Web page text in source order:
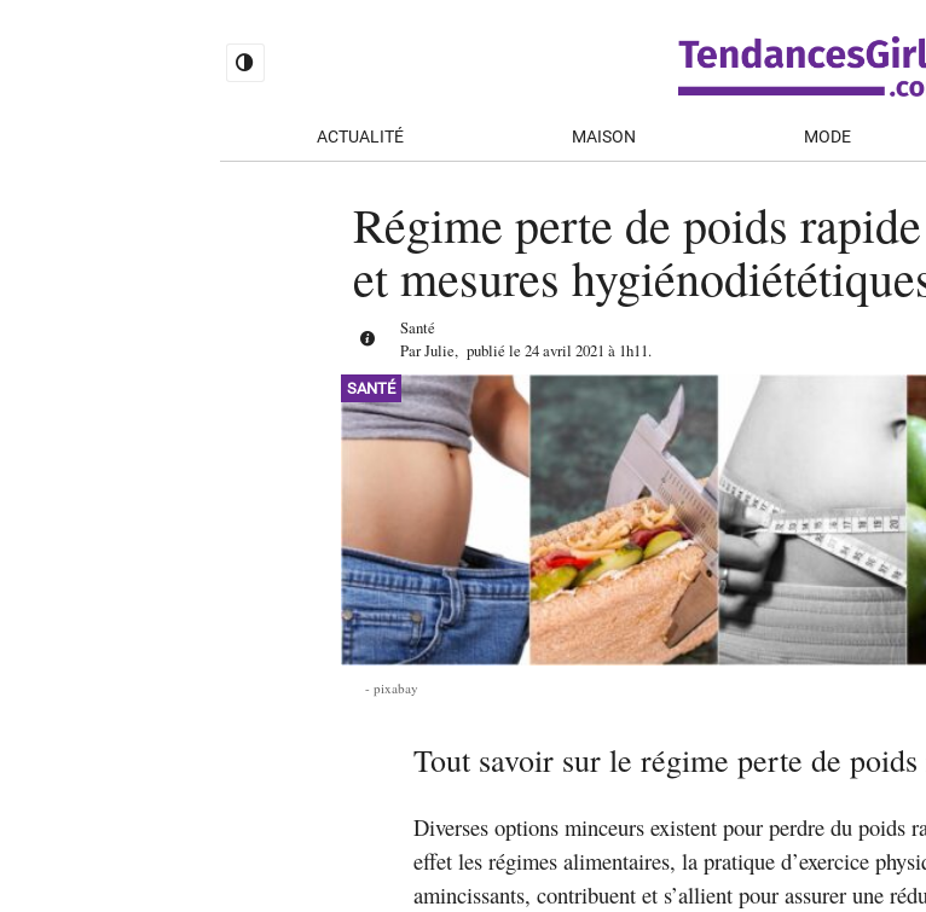
ACTUALITÉ MAISON MODE
Régime perte de poids
et mesures
Santé
ParJulie, publié le 24 avril 2021 à 1h11.
SANTÉ
pixabay
Tout savoir sur le régime perte de
Diverses options minceurs existent pour perdre du poids
effet les régimes alimentaires, la pratique d’exercice
amincissants, contribuent et s’allient pour assurer une